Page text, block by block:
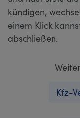
kündigen,
einem Klick
abschließen.
Kfz-